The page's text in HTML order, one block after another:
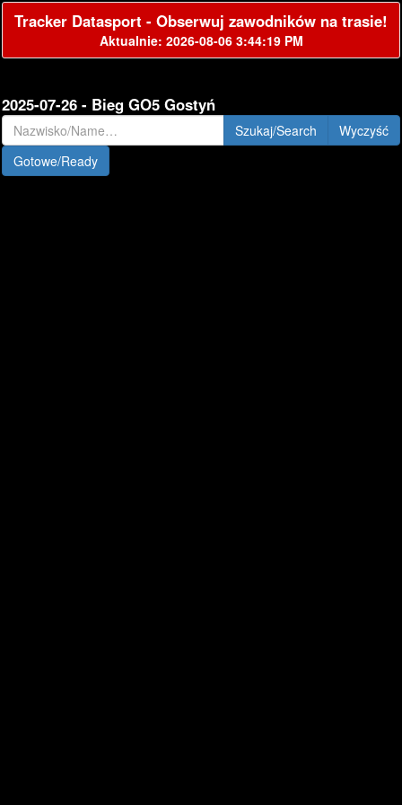
Tracker Datasport - Obserwuj zawodników na trasie!
Aktualnie: 2026-08-06 3:44:19 PM
2025-07-26 - Bieg GO5 Gostyń
Szukaj/Search
Gotowe/Ready